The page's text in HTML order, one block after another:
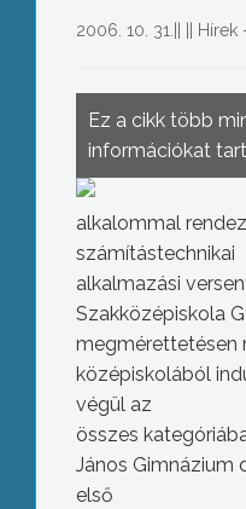
2006. 10. 31. Hírek
Ez a cikk több
információkat
alkalommal
számítástechnikai
alkalmazási
Szakközépiskola
megmérettetésen
középiskolából
végül az
összes
János Gimnázium
első